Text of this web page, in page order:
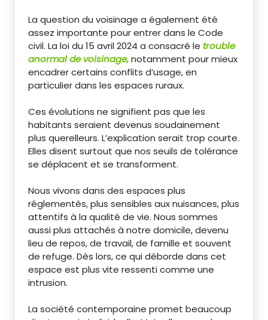
La question du voisinage a également été
assez importante pour entrer dans le Code
civil. La loi du 15 avril 2024 a consacré le trouble
anormal de voisinage,notamment pour mieux
encadrer certains conflits d’usage, en
particulier dans les espaces ruraux.
Ces évolutions ne signifient pas que les
habitants seraient devenus soudainement
plus querelleurs. L’explication serait trop courte.
Elles disent surtout que nos seuils de tolérance
se déplacent et se transforment.
Nous vivons dans des espaces plus
réglementés, plus sensibles aux nuisances, plus
attentifs à la qualité de vie. Nous sommes
aussi plus attachés à notre domicile, devenu
lieu de repos, de travail, de famille et souvent
de refuge. Dès lors, ce qui déborde dans cet
espace est plus vite ressenti comme une
intrusion.
La société contemporaine promet beaucoup